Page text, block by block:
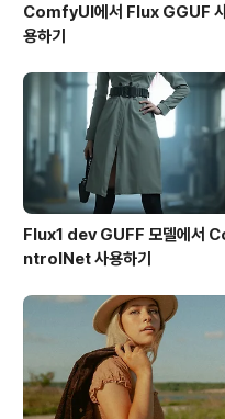
ComfyUI에서 Flux GGUF
용하기
Flux1 dev GUFF 모델에서
ntrolNet 사용하기